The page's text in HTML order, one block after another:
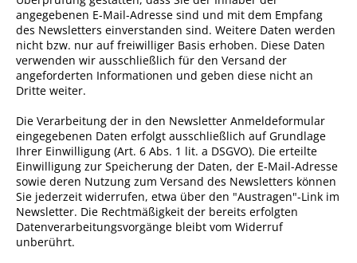
angegebenen E-Mail-Adresse sind und mit dem Empfang
des Newsletters einverstanden sind. Weitere Daten werden
nicht bzw. nur auf freiwilliger Basis erhoben. Diese Daten
verwenden wir ausschließlich für den Versand der
angeforderten Informationen und geben diese nicht an
Dritte weiter.
Die Verarbeitung der in den Newsletter Anmeldeformular
eingegebenen Daten erfolgt ausschließlich auf Grundlage
Ihrer Einwilligung (Art. 6 Abs. 1 lit. a DSGVO). Die erteilte
Einwilligung zur Speicherung der Daten, der E-Mail-Adresse
sowie deren Nutzung zum Versand des Newsletters können
Sie jederzeit widerrufen, etwa über den "Austragen"-Link im
Newsletter. Die Rechtmäßigkeit der bereits erfolgten
Datenverarbeitungsvorgänge bleibt vom Widerruf
unberührt.